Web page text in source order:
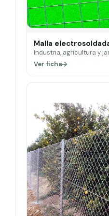
Malla
Industria, agricultura y
Ver ficha